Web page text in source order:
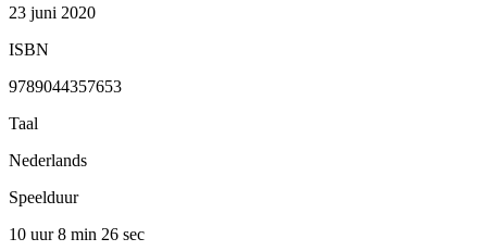
23 juni 2020
ISBN
9789044357653
Taal
Nederlands
Speelduur
10 uur 8 min 26 sec